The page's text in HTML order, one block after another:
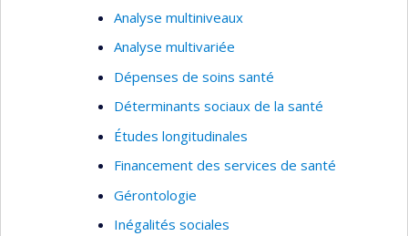
Analyse multiniveaux
Analyse multivariée
Dépenses de soins santé
Déterminants sociaux de la santé
Études longitudinales
Financement des services de santé
Gérontologie
Inégalités sociales